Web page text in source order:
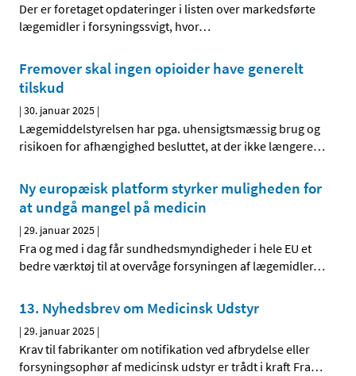
Der er foretaget opdateringer i listen over markedsførte
lægemidler i forsyningssvigt, hvor…
Fremover skal ingen opioider have generelt
tilskud
|30. januar 2025 |
Lægemiddelstyrelsen har pga. uhensigtsmæssig brug og
risikoen for afhængighed besluttet, at der ikke længere…
Ny europæisk platform styrker muligheden for
at undgå mangel på medicin
|29. januar 2025 |
Fra og med i dag får sundhedsmyndigheder i hele EU et
bedre værktøj til at overvåge forsyningen af lægemidler…
13. Nyhedsbrev om Medicinsk Udstyr
|29. januar 2025 |
Krav til fabrikanter om notifikation ved afbrydelse eller
forsyningsophør af medicinsk udstyr er trådt i kraft Fra…